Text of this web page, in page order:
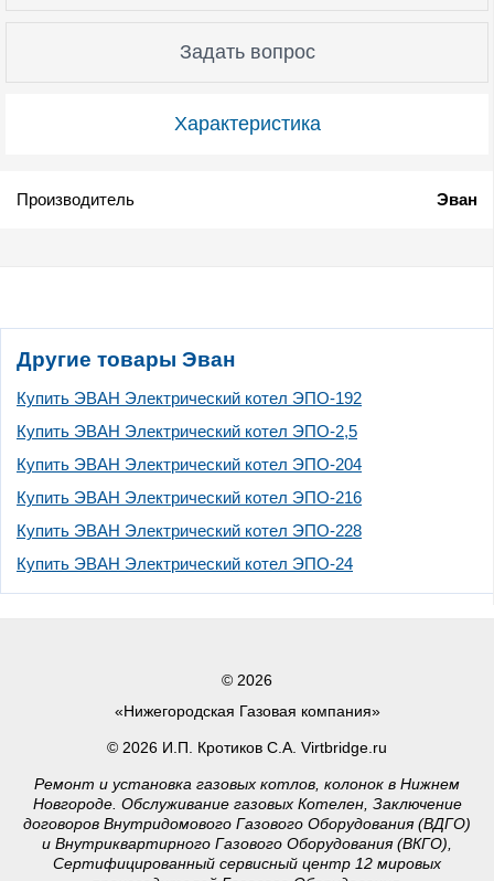
Характеристика
Задать вопрос
Производитель Эван
Другие товары Эван
Купить ЭВАН Электрический котел ЭПО-192
Купить ЭВАН Электрический котел ЭПО-2,5
Купить ЭВАН Электрический котел ЭПО-204
Купить ЭВАН Электрический котел ЭПО-216
Купить ЭВАН Электрический котел ЭПО-228
Купить ЭВАН Электрический котел ЭПО-24
© 2026
«Нижегородская Газовая компания»
© 2026 И.П. Кротиков С.А. Virtbridge.ru
Ремонт и установка газовых котлов, колонок в Нижнем
Новгороде. Обслуживание газовых Котелен, Заключение
договоров Внутридомового Газового Оборудования (ВДГО)
и Внутриквартирного Газового Оборудования (ВКГО),
Сертифицированный сервисный центр 12 мировых